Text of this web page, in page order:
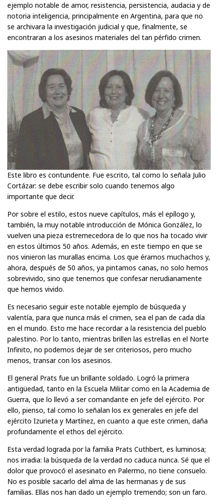
ejemplo notable de amor, resistencia, persistencia, audacia y de
notoria inteligencia, principalmente en Argentina, para que no
se archivara la investigación judicial y que, finalmente, se
encontraran a los asesinos materiales del tan pérfido crimen.
Este libro es contundente. Fue escrito, tal como lo señala Julio
Cortázar: se debe escribir solo cuando tenemos algo
importante que decir.
Por sobre el estilo, estos nueve capítulos, más el epílogo y,
también, la muy notable introducción de Mónica González, lo
vuelven una pieza estremecedora de lo que nos ha tocado vivir
en estos últimos 50 años. Además, en este tiempo en que se
nos vinieron las murallas encima. Los que éramos muchachos y,
ahora, después de 50 años, ya pintamos canas, no solo hemos
sobrevivido, sino que tenemos que confesar nerudianamente
que hemos vivido.
Es necesario seguir este notable ejemplo de búsqueda y
valentía, para que nunca más el crimen, sea el pan de cada día
en el mundo. Esto me hace recordar a la resistencia del pueblo
palestino. Por lo tanto, mientras brillen las estrellas en el Norte
Infinito, no podemos dejar de ser criteriosos, pero mucho
menos, transar con los asesinos.
El general Prats fue un brillante soldado. Logró la primera
antigüedad, tanto en la Escuela Militar como en la Academia de
Guerra, que lo llevó a ser comandante en jefe del ejército. Por
ello, pienso, tal como lo señalan los ex generales en jefe del
ejército Izurieta y Martínez, en cuanto a que este crimen, daña
profundamente el ethos del ejército.
Esta verdad lograda por la familia Prats Cuthbert, es luminosa;
nos irradia: la búsqueda de la verdad no caduca nunca. Sé que el
dolor que provocó el asesinato en Palermo, no tiene consuelo.
No es posible sacarlo del alma de las hermanas y de sus
familias. Ellas nos han dado un ejemplo tremendo; son un faro.